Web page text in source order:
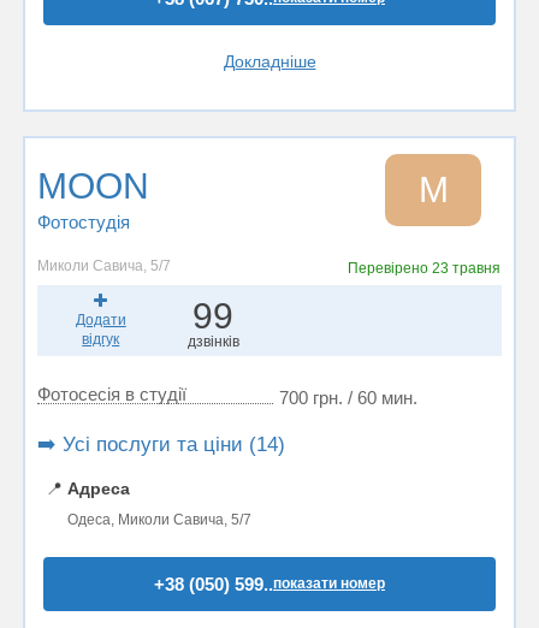
Докладніше
MOON
Фотостудiя
M
Миколи Савича, 5/7 Перевірено23 травня
Додати
відгук
99
дзвінків
Фотосесія в студії 700 грн. / 60 мин.
➡️ Усі послуги та ціни (14)
📍 Адреса
Одеса, Миколи Савича, 5/7
+38 (050) 599..показати номер